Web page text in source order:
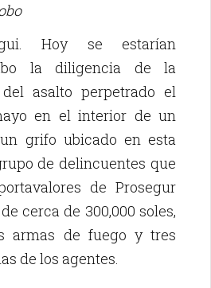
Hoy se estarían
la diligencia de la
asalto perpetrado el
en el interior de un
grifo ubicado en esta
de delincuentes que
de Prosegur
cerca de 300,000 soles,
armas de fuego y tres
de los agentes.